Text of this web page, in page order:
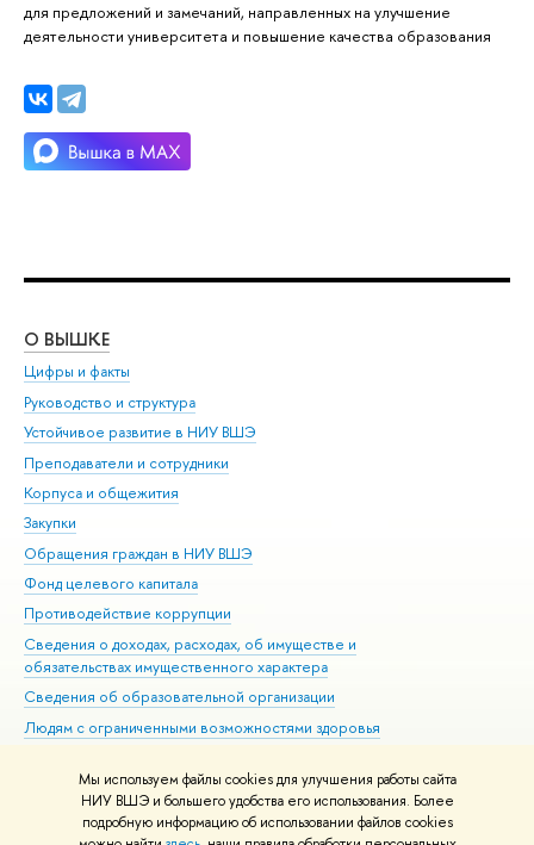
Мы используем файлы cookies для улучшения работы сайта
НИУ ВШЭ и большего удобства его использования. Более
подробную информацию об использовании файлов cookies
для предложений и замечаний, направленных на улучшение
деятельности университета и повышение качества образования
О ВЫШКЕ
Цифры и факты
Руководство и структура
Устойчивое развитие в НИУ ВШЭ
Преподаватели и сотрудники
Корпуса и общежития
Закупки
Обращения граждан в НИУ ВШЭ
Фонд целевого капитала
Противодействие коррупции
Сведения о доходах, расходах, об имуществе и
обязательствах имущественного характера
Сведения об образовательной организации
Людям с ограниченными возможностями здоровья
Работа в Вышке